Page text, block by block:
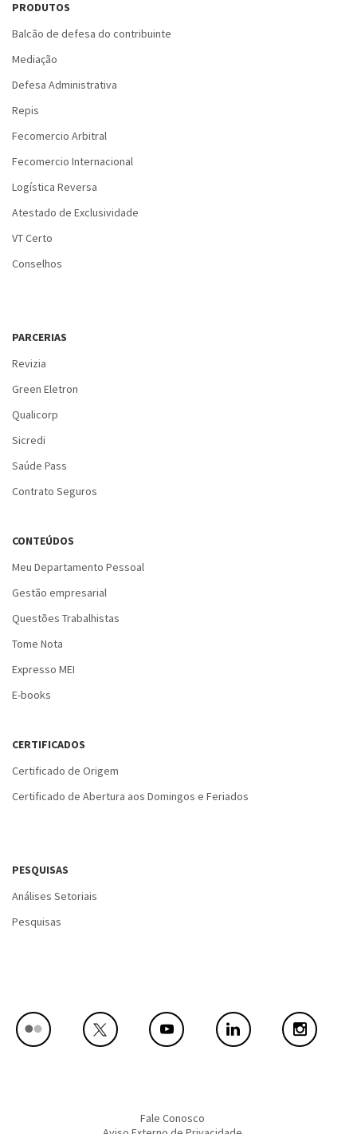
PRODUTOS
Balcão de defesa do contribuinte
Mediação
Defesa Administrativa
Repis
Fecomercio Arbitral
Fecomercio Internacional
Logística Reversa
Atestado de Exclusividade
VT Certo
Conselhos
PARCERIAS
Revizia
Green Eletron
Qualicorp
Sicredi
Saúde Pass
Contrato Seguros
CONTEÚDOS
Meu Departamento Pessoal
Gestão empresarial
Questões Trabalhistas
Tome Nota
Expresso MEI
E-books
CERTIFICADOS
Certificado de Origem
Certificado de Abertura aos Domingos e Feriados
PESQUISAS
Análises Setoriais
Pesquisas
Fale Conosco